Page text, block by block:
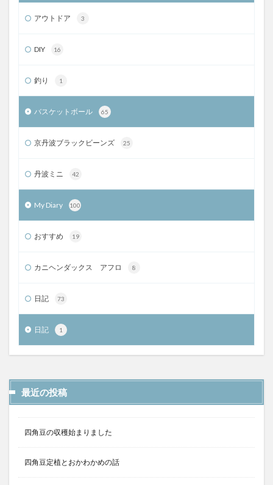
アウトドア 3
DIY 16
釣り 1
バスケットボール 65
京丹波ブラックビーンズ 25
丹波ミニ 42
My Diary 100
おすすめ 19
カニヘンダックス アフロ 8
日記 73
日記 1
最近の投稿
四角豆の収穫始まりました
四角豆定植とおかわかめの話